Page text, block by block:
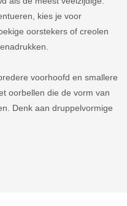
kies je voor
oorstekers of creolen
voorhoofd en smallere
oorbellen die de vorm van
Denk aan druppelvormige